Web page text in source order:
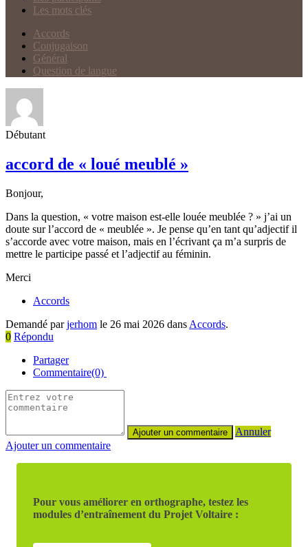
Les mots clés
Accords
Conjugaison
Général
Question de langue
Débutant
accord de « loué meublé »
Bonjour,
Dans la question, « votre maison est-elle louée meublée ? » j’ai un
doute sur l’accord de « meublée ». Je pense qu’en tant qu’adjectif il
s’accorde avec votre maison, mais en l’écrivant ça m’a surpris de
mettre le participe passé et l’adjectif au féminin.
Merci
Accords
Demandé parjerhom le 26 mai 2026 dans Accords.
0 Répondu
Partager
Commentaire(0)
Annuler
Ajouter un commentaire
Pour vous améliorer en orthographe, testez les
modules d’entraînement du Projet Voltaire :